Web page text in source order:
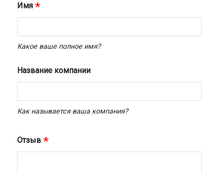
Имя
Какое ваше полное имя?
Название компании
Как называется ваша компания?
Отзыв